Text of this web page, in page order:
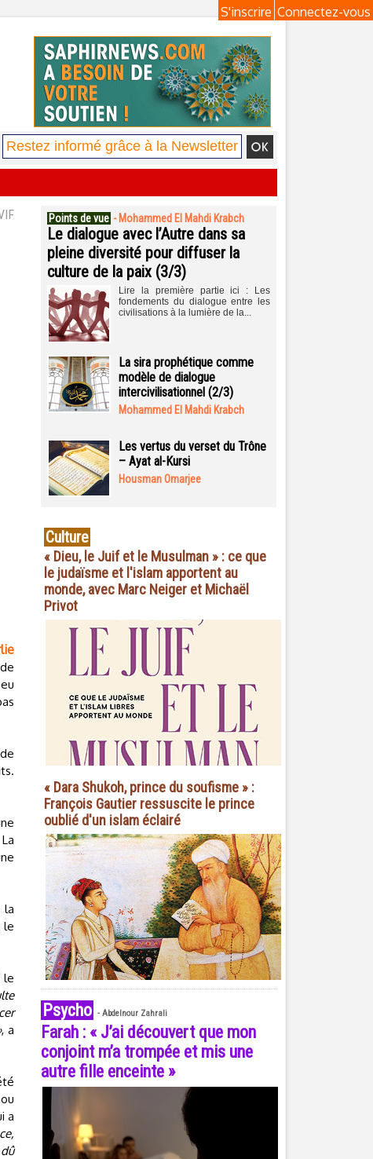
Connectez-vous
S'inscrire
la
le
le
, a
a
Points de vue - Mohammed El Mahdi Krabch
Le dialogue avec l’Autre dans sa
pleine diversité pour diffuser la
culture de la paix (3/3)
Lire la première partie ici : Les
fondements du dialogue entre les
civilisations à la lumière de la...
La sira prophétique comme
modèle de dialogue
intercivilisationnel (2/3)
Mohammed El Mahdi Krabch
Les vertus du verset du Trône
– Ayat al-Kursi
Housman Omarjee
Culture
« Dieu, le Juif et le Musulman » : ce que
le judaïsme et l'islam apportent au
monde, avec Marc Neiger et Michaël
Privot
« Dara Shukoh, prince du soufisme » :
François Gautier ressuscite le prince
oublié d'un islam éclairé
Psycho - Abdelnour Zahrali
Farah : « J’ai découvert que mon
conjoint m’a trompée et mis une
autre fille enceinte »